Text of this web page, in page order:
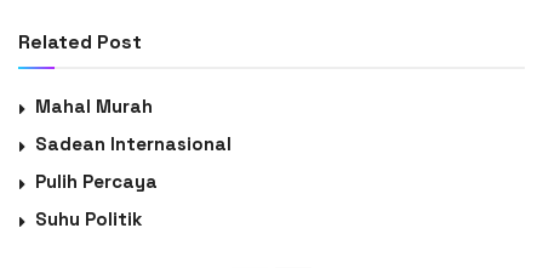
Related Post
Mahal Murah
Sadean Internasional
Pulih Percaya
Suhu Politik